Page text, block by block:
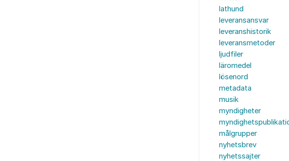
lathund
leveransansvar
leveranshistorik
leveransmetoder
ljudfiler
läromedel
lösenord
metadata
musik
myndigheter
målgrupper
nyhetsbrev
nyhetssajter